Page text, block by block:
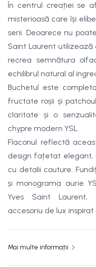
În centrul creației se
misterioasă care își
serii. Deoarece nu
Saint Laurent
recrea semnătura
echilibrul natural al
Buchetul este
fructate roșii și
claritate și o
chypre modern YSL.
Flaconul reflectă
design fațetat elegant,
cu detalii couture.
și monograma aurie
Yves Saint Laurent,
accesoriu de lux
Mai multe informații